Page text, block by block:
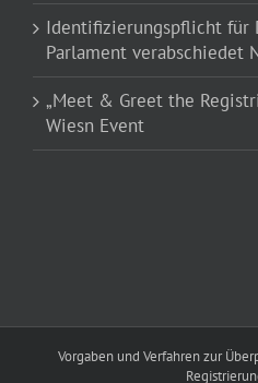
Identifizierungspflicht für
Parlament verabschiedet
„Meet & Greet the
Wiesn Event
Vorgaben und Verfahren zur